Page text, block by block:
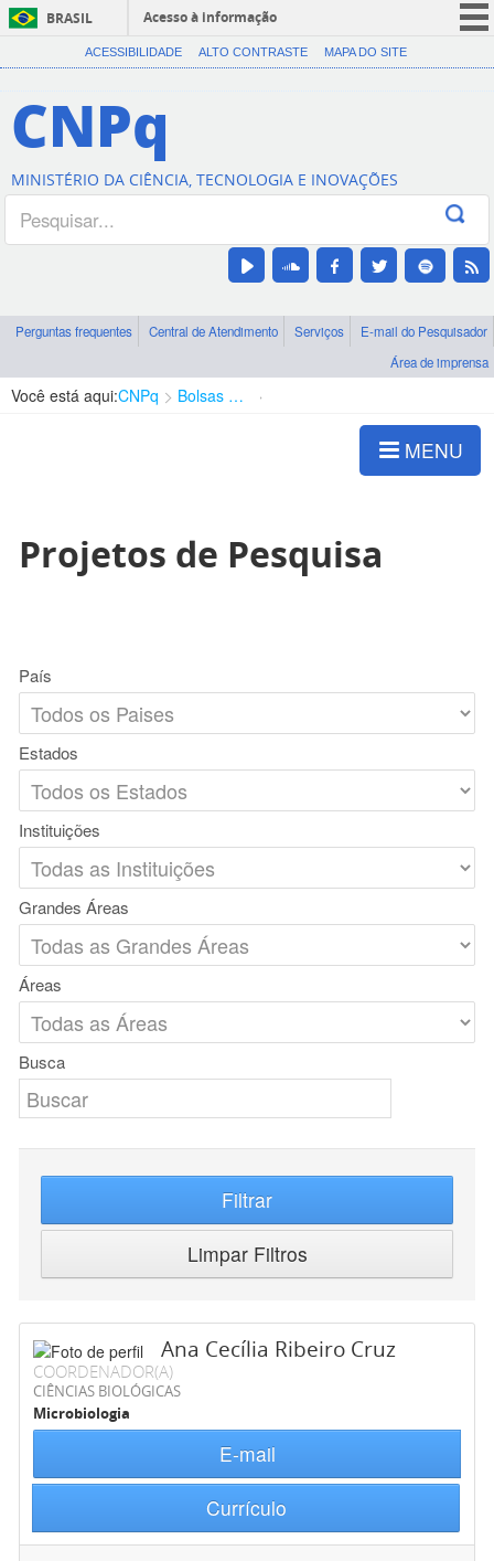
BRASIL
Acesso à informação
CORONAVÍRUS (COVID-19)
Canais
ACESSIBILIDADE ALTO CONTRASTE MAPA DO SITE
CNPq
MINISTÉRIO DA CIÊNCIA, TECNOLOGIA E INOVAÇÕES
Perguntas frequentes Central de Atendimento Serviços
E-mail do Pesquisador
Área de imprensa
Você está aqui:CNPq Bolsas e Auxílios Vigentes
MENU
Projetos de Pesquisa
País
Estados
Instituições
Grandes Áreas
Áreas
Busca
Filtrar
Limpar Filtros
Ana Cecília Ribeiro Cruz
COORDENADOR(A)
CIÊNCIAS BIOLÓGICAS
Microbiologia
E-mail
Currículo